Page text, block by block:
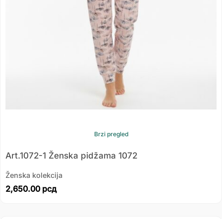
Brzi pregled
Art.1072-1 Ženska pidžama 1072
Ženska kolekcija
2,650.00 рсд